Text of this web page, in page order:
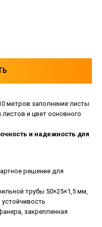
метров заполнение листы
и цвет основного
и надежность для
решение для
трубы 50×25×1,5 мм,
закрепленная